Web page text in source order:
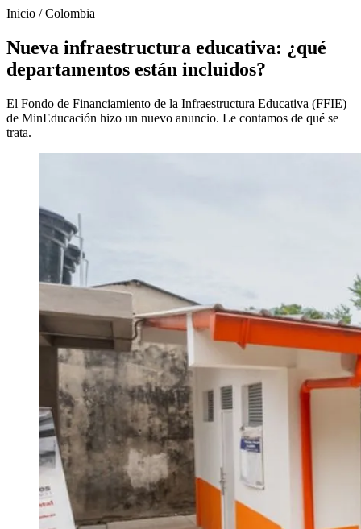
Inicio /Colombia
Nueva infraestructura educativa: ¿qué
departamentos están incluidos?
El Fondo de Financiamiento de la Infraestructura Educativa (FFIE)
de MinEducación hizo un nuevo anuncio. Le contamos de qué se
trata.